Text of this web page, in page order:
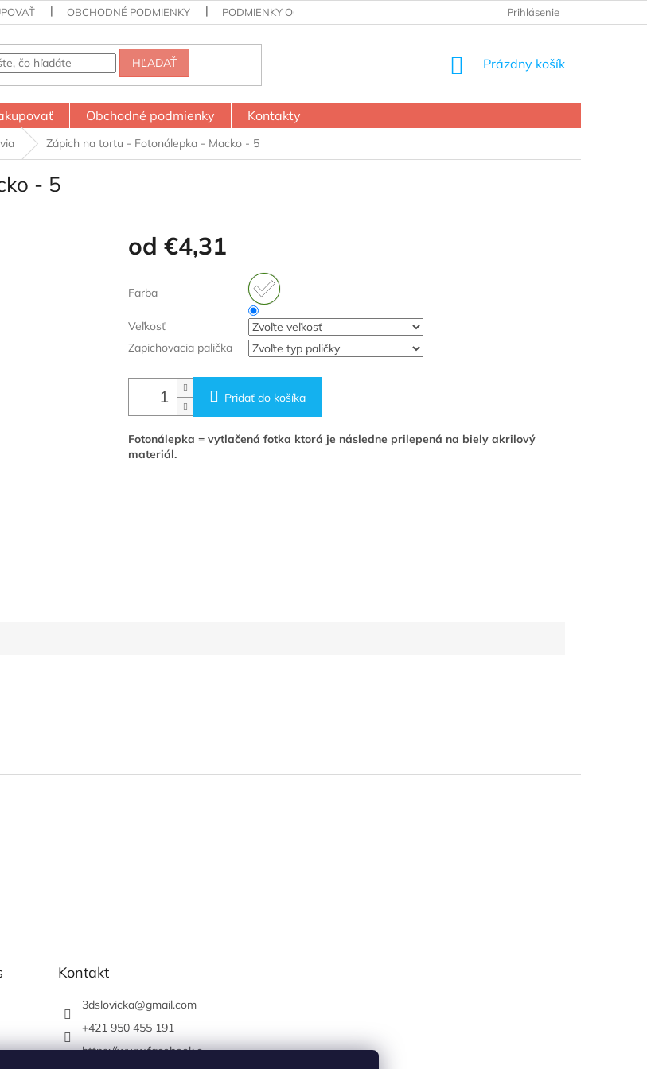
OBCHODNÉ PODMIENKY PODMIENKY OCHRANY OSOBNÝCH ÚDAJOV Prihlásenie
HĽADAŤ
NÁKUPNÝ
Prázdny košík
Obchodné podmienky Kontakty
Zápich na tortu - Fotonálepka - Macko - 5
- 5
od €4,31
cena:
Farba
Veľkosť
Zapichovacia palička
Pridať do košíka
Fotonálepka = vytlačená fotka ktorá je následne prilepená na biely akrilový
materiál.
Kontakt
3dslovicka@gmail.com
+421 950 455 191
https://www.facebook.c